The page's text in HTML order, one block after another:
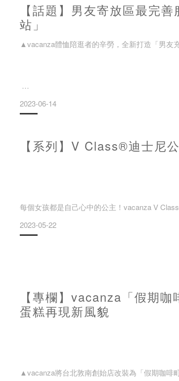
【話題】男友寄放區最完
站」
▲vacanza體恤陪逛者的辛勞，全新打造「男友
消暑飲料、酸痛貼布解決 逛街「痛」點 vacanza
2023-06-14
【系列】V Class®迪士尼
每個女孩都是自己心中的公主！vacanza V
2023-05-22
【專欄】vacanza「假期
蛋糕再現新風貌
▲vacanza將台北敦南創始店改裝為「假期咖啡